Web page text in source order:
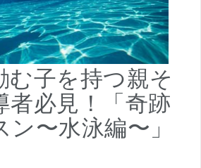
む子を持つ親そ
者必見！「奇跡
〜水泳編〜」